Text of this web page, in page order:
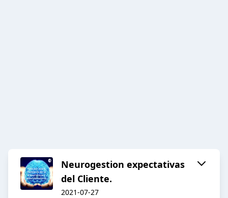
Neurogestion expectativas
del Cliente.
2021-07-27